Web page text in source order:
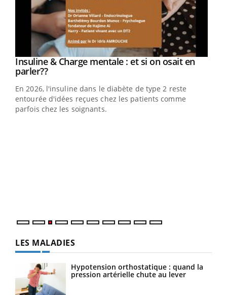
Youtube
Insuline & Charge mentale : et si on osait en
parler??Youtube
En 2026, l'insuline dans le diabète de type 2 reste
entourée d'idées reçues chez les patients comme
parfois chez les soignants.
LES MALADIES
Hypotension orthostatique : quand la
pression artérielle chute au lever